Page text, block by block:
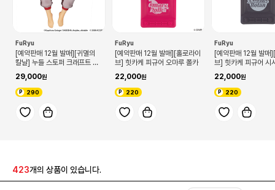
FuRyu
[예약판매 12월 발매][귀멸의
칼날] 누들 스토퍼 크래프트 홀
29,000
290
FuRyu
[예약판매 12월 발매][홀로라이
브] 힛카케 피규어 오마루 폴카
22,000
220
FuRyu
[예약판매 12월 발매
브] 힛카케 피규어 시
22,000
220
423개의 상품이 있습니다.